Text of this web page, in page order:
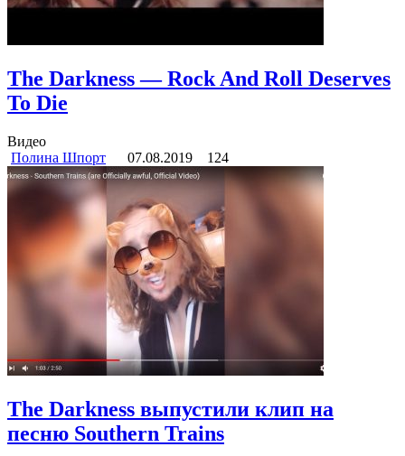
The Darkness — Rock And Roll Deserves
To Die
Видео
Полина Шпорт
07.08.2019 124
The Darkness выпустили клип на
песню Southern Trains